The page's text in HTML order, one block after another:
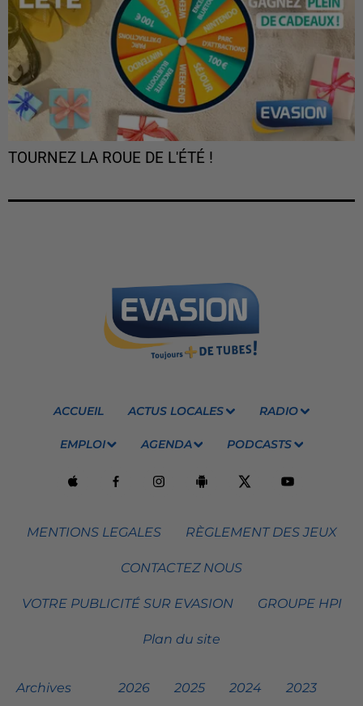
TOURNEZ LA ROUE DE L'ÉTÉ !
ACCUEIL ACTUS LOCALES RADIO
EMPLOI AGENDA PODCASTS
MENTIONS LEGALES RÈGLEMENT DES JEUX
CONTACTEZ NOUS
VOTRE PUBLICITÉ SUR EVASION GROUPE HPI
Plan du site
Archives 2026 2025 2024 2023